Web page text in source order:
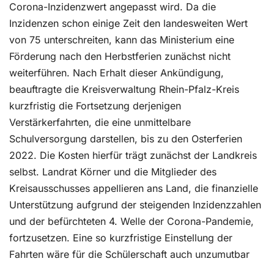
Corona-Inzidenzwert angepasst wird. Da die
Inzidenzen schon einige Zeit den landesweiten Wert
von 75 unterschreiten, kann das Ministerium eine
Förderung nach den Herbstferien zunächst nicht
weiterführen. Nach Erhalt dieser Ankündigung,
beauftragte die Kreisverwaltung Rhein-Pfalz-Kreis
kurzfristig die Fortsetzung derjenigen
Verstärkerfahrten, die eine unmittelbare
Schulversorgung darstellen, bis zu den Osterferien
2022. Die Kosten hierfür trägt zunächst der Landkreis
selbst. Landrat Körner und die Mitglieder des
Kreisausschusses appellieren ans Land, die finanzielle
Unterstützung aufgrund der steigenden Inzidenzzahlen
und der befürchteten 4. Welle der Corona-Pandemie,
fortzusetzen. Eine so kurzfristige Einstellung der
Fahrten wäre für die Schülerschaft auch unzumutbar